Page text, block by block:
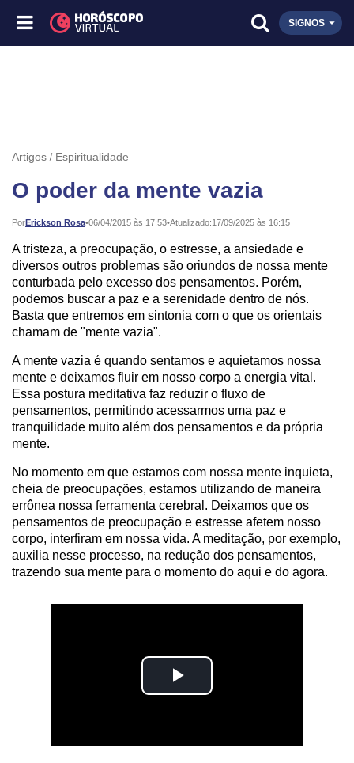
SIGNOS
Artigos Espiritualidade
O poder da mente vazia
PorErickson Rosa•
Publicado: 06/04/2015 às 17:53•Atualizado:17/09/2025 às 16:15
A tristeza, a preocupação, o estresse, a ansiedade e
diversos outros problemas são oriundos de nossa mente
conturbada pelo excesso dos pensamentos. Porém,
podemos buscar a paz e a serenidade dentro de nós.
Basta que entremos em sintonia com o que os orientais
chamam de "mente vazia".
A mente vazia é quando sentamos e aquietamos nossa
mente e deixamos fluir em nosso corpo a energia vital.
Essa postura meditativa faz reduzir o fluxo de
pensamentos, permitindo acessarmos uma paz e
tranquilidade muito além dos pensamentos e da própria
mente.
No momento em que estamos com nossa mente inquieta,
cheia de preocupações, estamos utilizando de maneira
errônea nossa ferramenta cerebral. Deixamos que os
pensamentos de preocupação e estresse afetem nosso
corpo, interfiram em nossa vida. A meditação, por exemplo,
auxilia nesse processo, na redução dos pensamentos,
trazendo sua mente para o momento do aqui e do agora.